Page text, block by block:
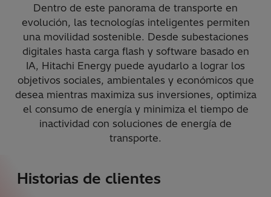
Dentro de este panorama de transporte en
evolución, las tecnologías inteligentes permiten
una movilidad sostenible. Desde subestaciones
digitales hasta carga flash y software basado en
IA, Hitachi Energy puede ayudarlo a lograr los
objetivos sociales, ambientales y económicos que
desea mientras maximiza sus inversiones, optimiza
el consumo de energía y minimiza el tiempo de
inactividad con soluciones de energía de
transporte.
Historias de clientes